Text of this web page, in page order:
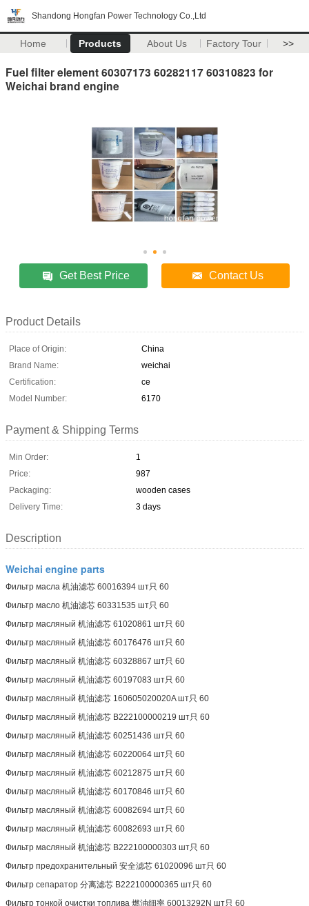
Shandong Hongfan Power Technology Co.,Ltd
Home Products About Us Factory Tour >>
Fuel filter element 60307173 60282117 60310823 for
Weichai brand engine
Get Best Price Contact Us
Product Details
Place of Origin:
China
Brand Name:
weichai
Certification:
ce
Model Number:
6170
Payment & Shipping Terms
Min Order:
1
Price:
987
Packaging:
wooden cases
Delivery Time:
3 days
Description
Weichai engine parts
Фильтр масла 机油滤芯 60016394 шт只 60
Фильтр масло 机油滤芯 60331535 шт只 60
Фильтр масляный 机油滤芯 61020861 шт只 60
Фильтр масляный 机油滤芯 60176476 шт只 60
Фильтр масляный 机油滤芯 60328867 шт只 60
Фильтр масляный 机油滤芯 60197083 шт只 60
Фильтр масляный 机油滤芯 160605020020A шт只 60
Фильтр масляный 机油滤芯 B222100000219 шт只 60
Фильтр масляный 机油滤芯 60251436 шт只 60
Фильтр масляный 机油滤芯 60220064 шт只 60
Фильтр масляный 机油滤芯 60212875 шт只 60
Фильтр масляный 机油滤芯 60170846 шт只 60
Фильтр масляный 机油滤芯 60082694 шт只 60
Фильтр масляный 机油滤芯 60082693 шт只 60
Фильтр масляный 机油滤芯 B222100000303 шт只 60
Фильтр предохранительный 安全滤芯 61020096 шт只 60
Фильтр сепаратор 分离滤芯 B222100000365 шт只 60
Фильтр тонкой очистки топлива 燃油细率 60013292N шт只 60